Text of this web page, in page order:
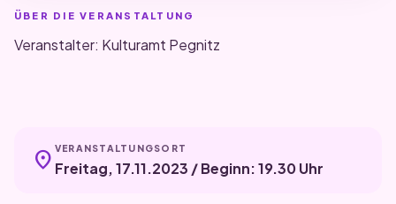
ÜBER DIE VERANSTALTUNG
Veranstalter: Kulturamt Pegnitz
location_on VERANSTALTUNGSORT
Freitag, 17.11.2023 / Beginn: 19.30 Uhr